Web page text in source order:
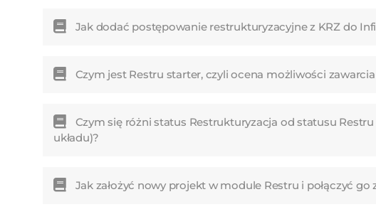
Jak dodać postępowanie restrukturyzacyjne z KRZ do
Czym jest Restru starter, czyli ocena możliwości
Czym się różni status Restrukturyzacja od statusu
układu)?
Jak założyć nowy projekt w module Restru i połączyć